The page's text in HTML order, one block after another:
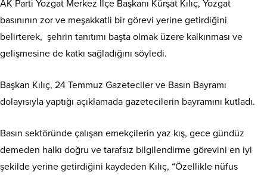
AK Parti Yozgat Merkez İlçe Başkanı Kürşat Kılıç, Yozgat
basınının zor ve meşakkatli bir görevi yerine getirdiğini
belirterek, şehrin tanıtımı başta olmak üzere kalkınması ve
gelişmesine de katkı sağladığını söyledi.
Başkan Kılıç, 24 Temmuz Gazeteciler ve Basın Bayramı
dolayısıyla yaptığı açıklamada gazetecilerin bayramını kutladı.
Basın sektöründe çalışan emekçilerin yaz kış, gece gündüz
demeden halkı doğru ve tarafsız bilgilendirme görevini en iyi
şekilde yerine getirdiğini kaydeden Kılıç, “Özellikle nüfus